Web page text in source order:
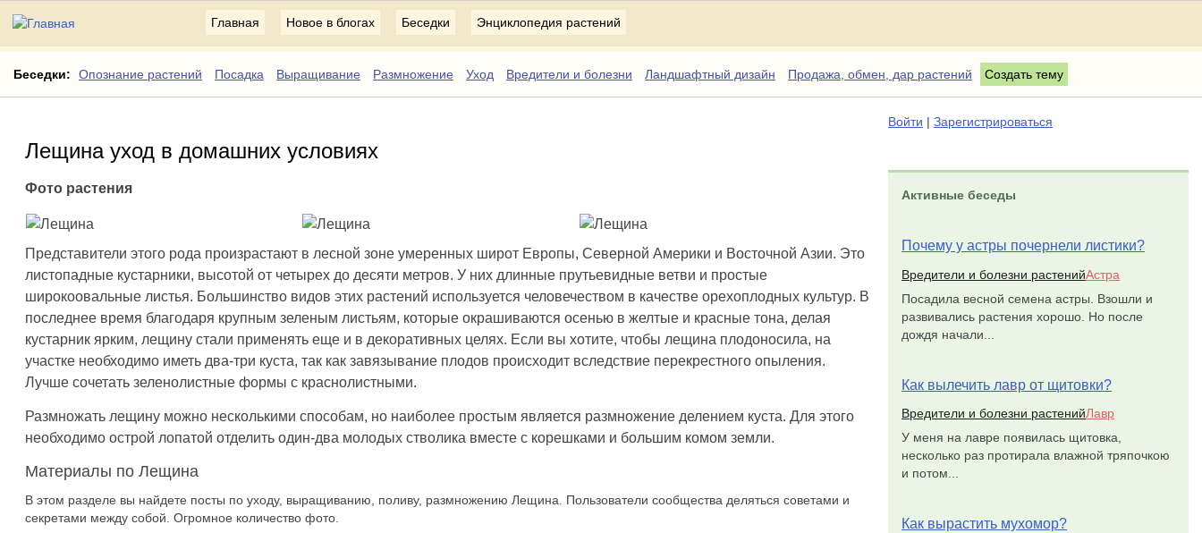
Главная Новое в блогах Беседки Энциклопедия растений
Беседки: Опознание растений Посадка Выращивание Размножение Уход Вредители и болезни Ландшафтный дизайн Продажа, обмен, дар растений Создать тему
Лещина уход в домашних условиях
Фото растения
Представители этого рода произрастают в лесной зоне умеренных широт Европы, Северной Америки и Восточной Азии. Это
листопадные кустарники, высотой от четырех до десяти метров. У них длинные прутьевидные ветви и простые
широкоовальные листья. Большинство видов этих растений используется человечеством в качестве орехоплодных культур. В
последнее время благодаря крупным зеленым листьям, которые окрашиваются осенью в желтые и красные тона, делая
кустарник ярким, лещину стали применять еще и в декоративных целях. Если вы хотите, чтобы лещина плодоносила, на
участке необходимо иметь два-три куста, так как завязывание плодов происходит вследствие перекрестного опыления.
Лучше сочетать зеленолистные формы с краснолистными.
Размножать лещину можно несколькими способам, но наиболее простым является размножение делением куста. Для этого
необходимо острой лопатой отделить один-два молодых стволика вместе с корешками и большим комом земли.
Материалы по Лещина
В этом разделе вы найдете посты по уходу, выращиванию, поливу, размножению Лещина. Пользователи сообщества деляться советами и
секретами между собой. Огромное количество фото.
Войти | Зарегистрироваться
Активные беседы
Почему у астры почернели листики?
Вредители и болезни растенийАстра
Посадила весной семена астры. Взошли и
развивались растения хорошо. Но после
дождя начали...
Как вылечить лавр от щитовки?
Вредители и болезни растенийЛавр
У меня на лавре появилась щитовка,
несколько раз протирала влажной тряпочкою
и потом...
Как вырастить мухомор?